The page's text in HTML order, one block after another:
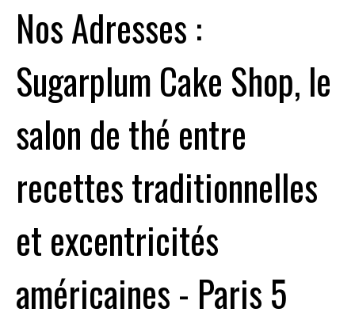
Nos Adresses :
Sugarplum Cake Shop, le
salon de thé entre
recettes traditionnelles
et excentricités
américaines - Paris 5